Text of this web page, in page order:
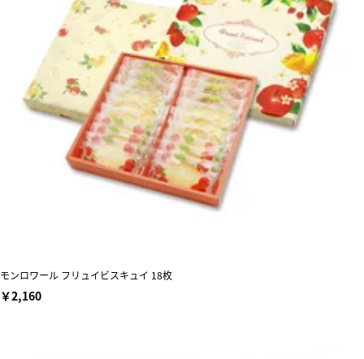
モンロワール フリュイビスキュイ 18枚
￥2,160